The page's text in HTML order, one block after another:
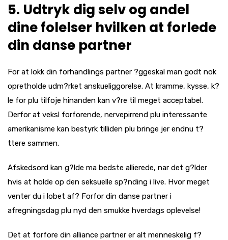
5. Udtryk dig selv og andel
dine folelser hvilken at forlede
din danse partner
For at lokk din forhandlings partner ?ggeskal man godt nok
opretholde udm?rket anskueliggorelse. At kramme, kysse, k?
le for plu tilfoje hinanden kan v?re til meget acceptabel.
Derfor at veksl forforende, nervepirrend plu interessante
amerikanisme kan bestyrk tilliden plu bringe jer endnu t?
ttere sammen.
Afskedsord kan g?lde ma bedste allierede, nar det g?lder
hvis at holde op den seksuelle sp?nding i live. Hvor meget
venter du i lobet af? Forfor din danse partner i
afregningsdag plu nyd den smukke hverdags oplevelse!
Det at forfore din alliance partner er alt menneskelig f?